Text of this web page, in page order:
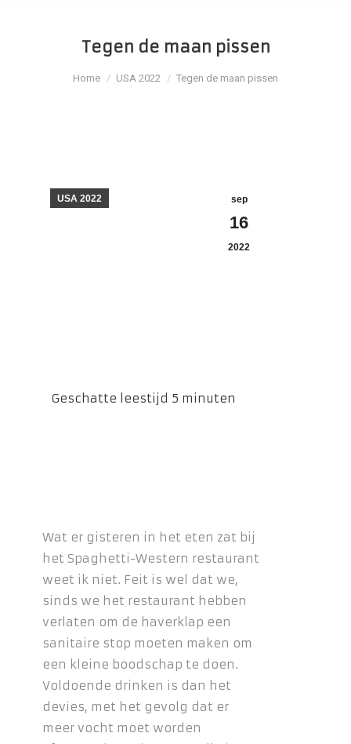
Tegen de maan pissen
Je bent hier:
Home USA 2022 Tegen de maan pissen
sep
16
2022
USA 2022
Wat er gisteren in het eten zat bij
het Spaghetti-Western restaurant
weet ik niet. Feit is wel dat we,
sinds we het restaurant hebben
verlaten om de haverklap een
sanitaire stop moeten maken om
een kleine boodschap te doen.
Voldoende drinken is dan het
devies, met het gevolg dat er
meer vocht moet worden